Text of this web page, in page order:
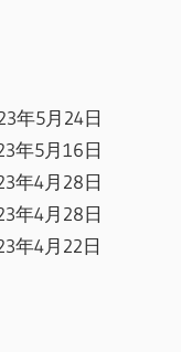
年5月24日
年5月16日
年4月28日
年4月28日
年4月22日